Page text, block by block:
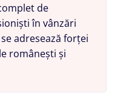
de
în vânzări
adresează forței
românești și